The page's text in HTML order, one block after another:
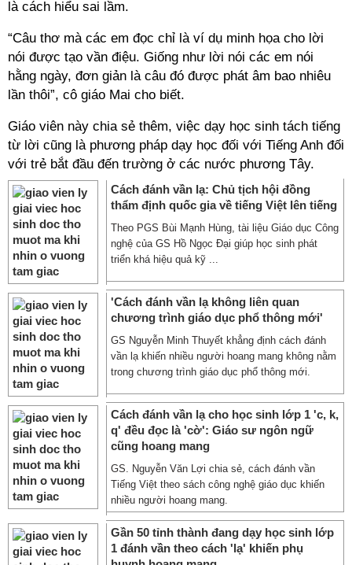
là cách hiểu sai lầm.
“Câu thơ mà các em đọc chỉ là ví dụ minh họa cho lời
nói được tạo vần điệu. Giống như lời nói các em nói
hằng ngày, đơn giản là câu đó được phát âm bao nhiêu
lần thôi”, cô giáo Mai cho biết.
Giáo viên này chia sẻ thêm, việc dạy học sinh tách tiếng
từ lời cũng là phương pháp dạy học đối với Tiếng Anh đối
với trẻ bắt đầu đến trường ở các nước phương Tây.
Cách đánh vần lạ: Chủ tịch hội đồng
thẩm định quốc gia về tiếng Việt lên tiếng
Theo PGS Bùi Mạnh Hùng, tài liệu Giáo dục Công
nghệ của GS Hồ Ngọc Đại giúp học sinh phát
triển khá hiệu quả kỹ ...
'Cách đánh vần lạ không liên quan
chương trình giáo dục phổ thông mới'
GS Nguyễn Minh Thuyết khẳng định cách đánh
vần lạ khiến nhiều người hoang mang không nằm
trong chương trình giáo dục phổ thông mới.
Cách đánh vần lạ cho học sinh lớp 1 'c, k,
q' đều đọc là 'cờ': Giáo sư ngôn ngữ
cũng hoang mang
GS. Nguyễn Văn Lợi chia sẻ, cách đánh vần
Tiếng Việt theo sách công nghệ giáo dục khiến
nhiều người hoang mang.
Gần 50 tỉnh thành đang dạy học sinh lớp
1 đánh vần theo cách 'lạ' khiến phụ